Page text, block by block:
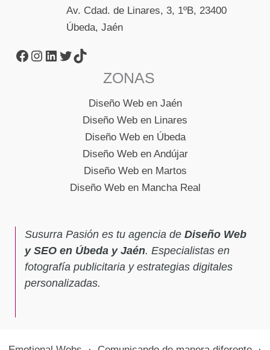
Av. Cdad. de Linares, 3, 1ºB, 23400
Úbeda, Jaén
Página de Facebook de Susurra Pasión
Instagram de Susurra Pasión
Linkedin de Susurra Pasión
Twitter de Susurra Pasión
TikTok de Susurra Pasión
ZONAS
Diseño Web en Jaén
Diseño Web en Linares
Diseño Web en Úbeda
Diseño Web en Andújar
Diseño Web en Martos
Diseño Web en Mancha Real
Susurra Pasión es tu agencia de Diseño Web
y SEO en Úbeda y Jaén. Especialistas en
fotografía publicitaria y estrategias digitales
personalizadas.